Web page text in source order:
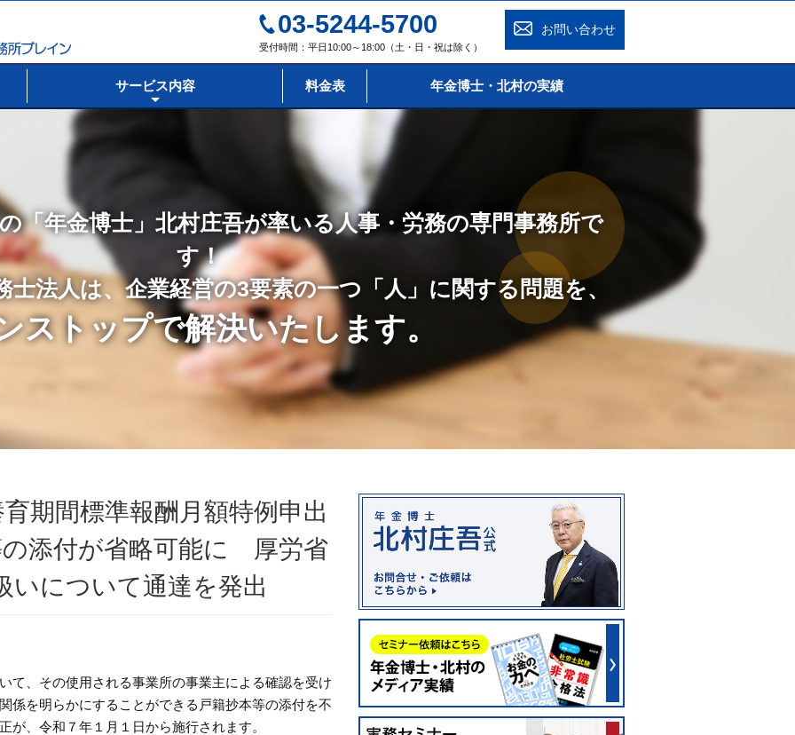
お問い合わせ
03-5244-5700
受付時間：平日10:00～18:00（土・日・祝は除く）
サービス内容 料金表 年金博士・北村の実績
「年金博士」北村庄吾が率いる人事・労務の専門事務所で
す！
士法人は、企業経営の3要素の一つ「人」に関する問題を、
ストップで解決いたします。
期間標準報酬月額特例申出
添付が省略可能に 厚労省
いについて通達を発出
て、その使用される事業所の事業主による確認を受け
係を明らかにすることができる戸籍抄本等の添付を不
が、令和７年１月１日から施行されます。